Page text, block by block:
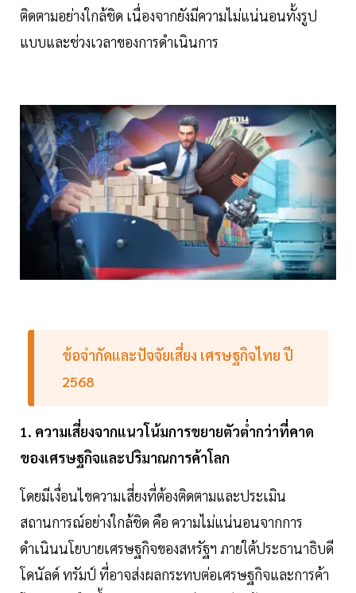
ติดตามอย่างใกล้ชิด เนื่องจากยังมีความไม่แน่นอนทั้งรูป
แบบและช่วงเวลาของการดำเนินการ
ข้อจำกัดและปัจจัยเสี่ยง เศรษฐกิจไทย ปี
2568
1. ความเสี่ยงจากแนวโน้มการขยายตัวต่ำกว่าที่คาด
ของเศรษฐกิจและปริมาณการค้าโลก
โดยมีเงื่อนไขความเสี่ยงที่ต้องติดตามและประเมิน
สถานการณ์อย่างใกล้ชิด คือ ความไม่แน่นอนจากการ
ดำเนินนโยบายเศรษฐกิจของสหรัฐฯ ภายใต้ประธานาธิบดี
โดนัลด์ ทรัมป์ ที่อาจส่งผลกระทบต่อเศรษฐกิจและการค้า